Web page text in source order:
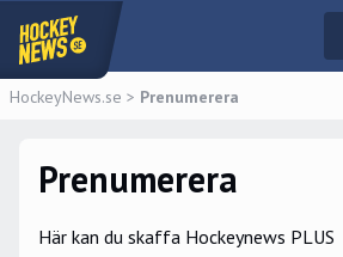
HockeyNews.se > Prenumerera
Prenumerera
Här kan du skaffa Hockeynews PLUS